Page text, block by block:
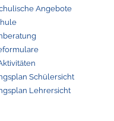
Angebote
Schülersicht
Lehrersicht